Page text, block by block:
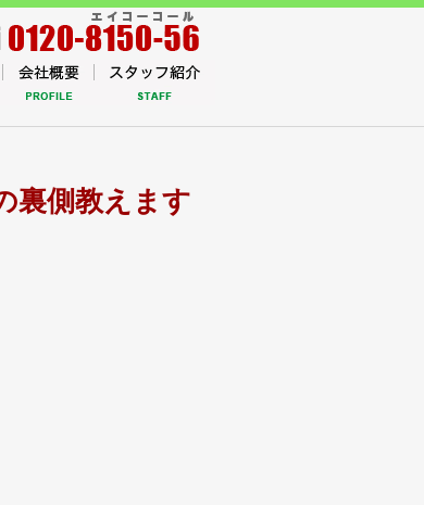
裏側教えます